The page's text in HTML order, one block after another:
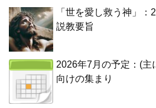
「世を愛し救う神」
説教要旨
2026年7月の予定：(主
向けの集まり